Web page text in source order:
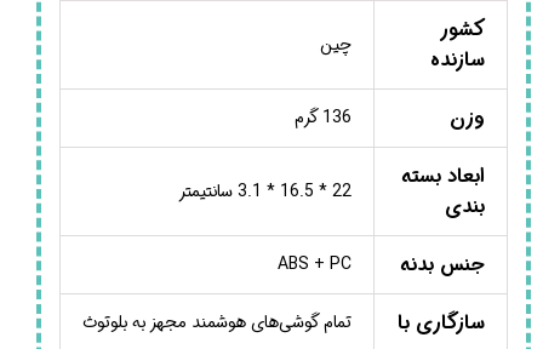
کشور
سازنده
چین
وزن 136 گرم
ابعاد بسته
بندی
22 * 16.5 * 3.1 سانتیمتر
جنس بدنه ABS + PC
سازگاری با تمام گوشی‌های هوشمند مجهز به بلوتوث